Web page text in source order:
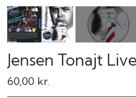
Jensen Tonajt
60,00 kr.